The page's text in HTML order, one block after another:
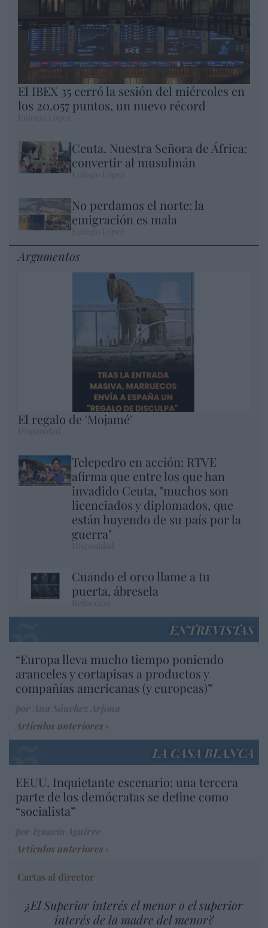
El IBEX 35 cerró la sesión del miércoles en
los 20.057 puntos, un nuevo récord
Ceuta. Nuestra Señora de África:
convertir al musulmán
No perdamos el norte: la
emigración es mala
Argumentos
El regalo de 'Mojamé'
Telepedro en acción: RTVE
afirma que entre los que han
invadido Ceuta, "muchos son
licenciados y diplomados, que
están huyendo de su país por la
guerra"
Cuando el orco llame a tu
puerta, ábresela
ENTREVISTAS
“Europa lleva mucho tiempo poniendo
aranceles y cortapisas a productos y
compañías americanas (y europeas)”
Artículos anteriores
LA CASA BLANCA
EEUU. Inquietante escenario: una tercera
parte de los demócratas se define como
“socialista”
Artículos anteriores
Cartas al director
¿El Superior interés el menor o el superior
interés de la madre del menor?